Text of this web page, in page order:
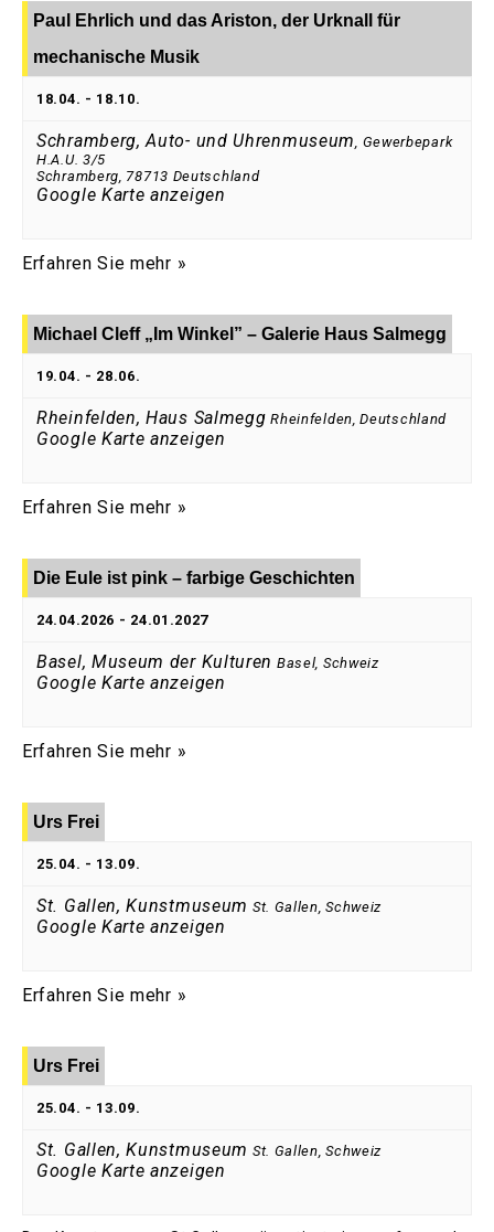
Paul Ehrlich und das Ariston, der Urknall für
mechanische Musik
18.04. - 18.10.
Schramberg, Auto- und Uhrenmuseum, Gewerbepark
H.A.U. 3/5
Schramberg, 78713 Deutschland
Google Karte anzeigen
Erfahren Sie mehr »
Michael Cleff „Im Winkel” – Galerie Haus Salmegg
19.04. - 28.06.
Rheinfelden, Haus Salmegg Rheinfelden, Deutschland
Google Karte anzeigen
Erfahren Sie mehr »
Die Eule ist pink – farbige Geschichten
24.04.2026 - 24.01.2027
Basel, Museum der Kulturen Basel, Schweiz
Google Karte anzeigen
Erfahren Sie mehr »
Urs Frei
25.04. - 13.09.
St. Gallen, Kunstmuseum St. Gallen, Schweiz
Google Karte anzeigen
Erfahren Sie mehr »
Urs Frei
25.04. - 13.09.
St. Gallen, Kunstmuseum St. Gallen, Schweiz
Google Karte anzeigen